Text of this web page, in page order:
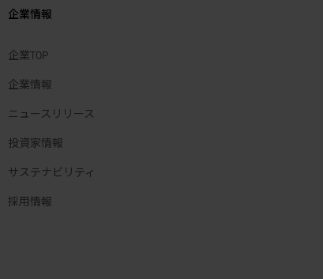
企業情報
企業TOP
企業情報
ニュースリリース
投資家情報
サステナビリティ
採用情報